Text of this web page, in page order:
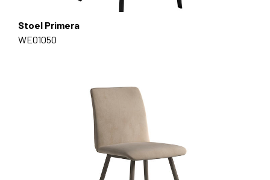
Stoel Primera
WE01050